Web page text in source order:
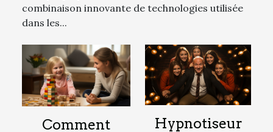
combinaison innovante de technologies utilisée
dans les...
Comment Hypnotiseur